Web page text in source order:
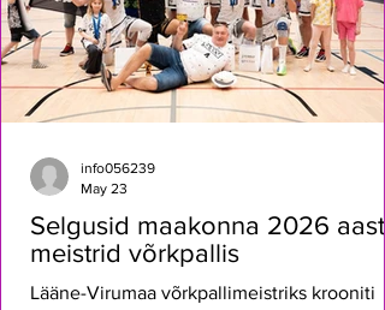
Selgusid maakonna 2026 aasta
meistrid võrkpallis
Lääne-Virumaa võrkpallimeistriks krooniti
info056239
May 23